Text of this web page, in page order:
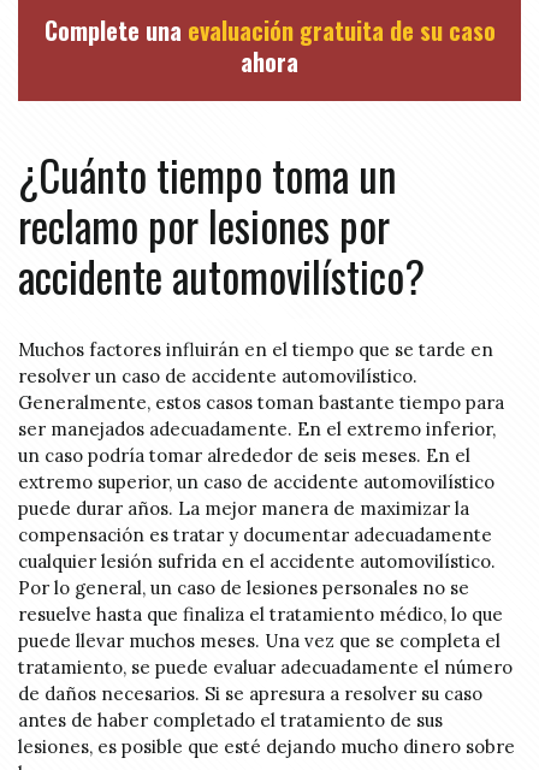
Complete una evaluación gratuita de su caso
ahora
¿Cuánto tiempo toma un
reclamo por lesiones por
accidente automovilístico?
Muchos factores influirán en el tiempo que se tarde en
resolver un caso de accidente automovilístico.
Generalmente, estos casos toman bastante tiempo para
ser manejados adecuadamente. En el extremo inferior,
un caso podría tomar alrededor de seis meses. En el
extremo superior, un caso de accidente automovilístico
puede durar años. La mejor manera de maximizar la
compensación es tratar y documentar adecuadamente
cualquier lesión sufrida en el accidente automovilístico.
Por lo general, un caso de lesiones personales no se
resuelve hasta que finaliza el tratamiento médico, lo que
puede llevar muchos meses. Una vez que se completa el
tratamiento, se puede evaluar adecuadamente el número
de daños necesarios. Si se apresura a resolver su caso
antes de haber completado el tratamiento de sus
lesiones, es posible que esté dejando mucho dinero sobre